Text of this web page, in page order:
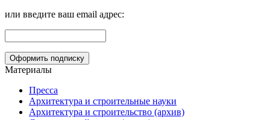
или введите ваш email адрес:
Материалы
Пресса
Архитектура и строительные науки
Архитектура и строительство (архив)